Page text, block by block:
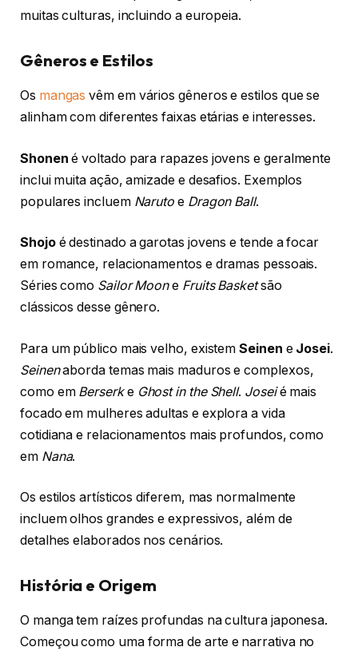
muitas culturas, incluindo a europeia.
Gêneros e Estilos
Os mangas vêm em vários gêneros e estilos que se
alinham com diferentes faixas etárias e interesses.
Shonen é voltado para rapazes jovens e geralmente
inclui muita ação, amizade e desafios. Exemplos
populares incluem Naruto e Dragon Ball.
Shojoé destinado a garotas jovens e tende a focar
em romance, relacionamentos e dramas pessoais.
Séries como Sailor Moone Fruits Basketsão
clássicos desse gênero.
Para um público mais velho, existemSeinen e Josei.
Seinenaborda temas mais maduros e complexos,
como em Berserke Ghost in the Shell. Joseié mais
focado em mulheres adultas e explora a vida
cotidiana e relacionamentos mais profundos, como
em Nana.
Os estilos artísticos diferem, mas normalmente
incluem olhos grandes e expressivos, além de
detalhes elaborados nos cenários.
História e Origem
O manga tem raízes profundas na cultura japonesa.
Começou como uma forma de arte e narrativa no